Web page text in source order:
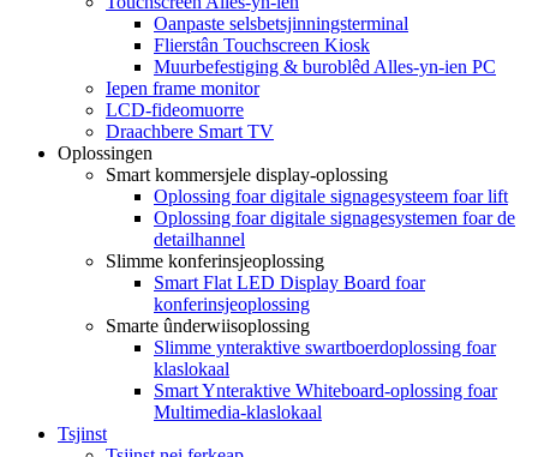
Oanpaste selsbetsjinningsterminal
Flierstân Touchscreen Kiosk
Muurbefestiging & buroblêd Alles-yn-ien PC
Iepen frame monitor
LCD-fideomuorre
Draachbere Smart TV
Oplossingen
Smart kommersjele display-oplossing
Oplossing foar digitale signagesysteem foar lift
Oplossing foar digitale signagesystemen foar de
detailhannel
Slimme konferinsjeoplossing
Smart Flat LED Display Board foar
konferinsjeoplossing
Smarte ûnderwiisoplossing
Slimme ynteraktive swartboerdoplossing foar
klaslokaal
Smart Ynteraktive Whiteboard-oplossing foar
Multimedia-klaslokaal
Tsjinst